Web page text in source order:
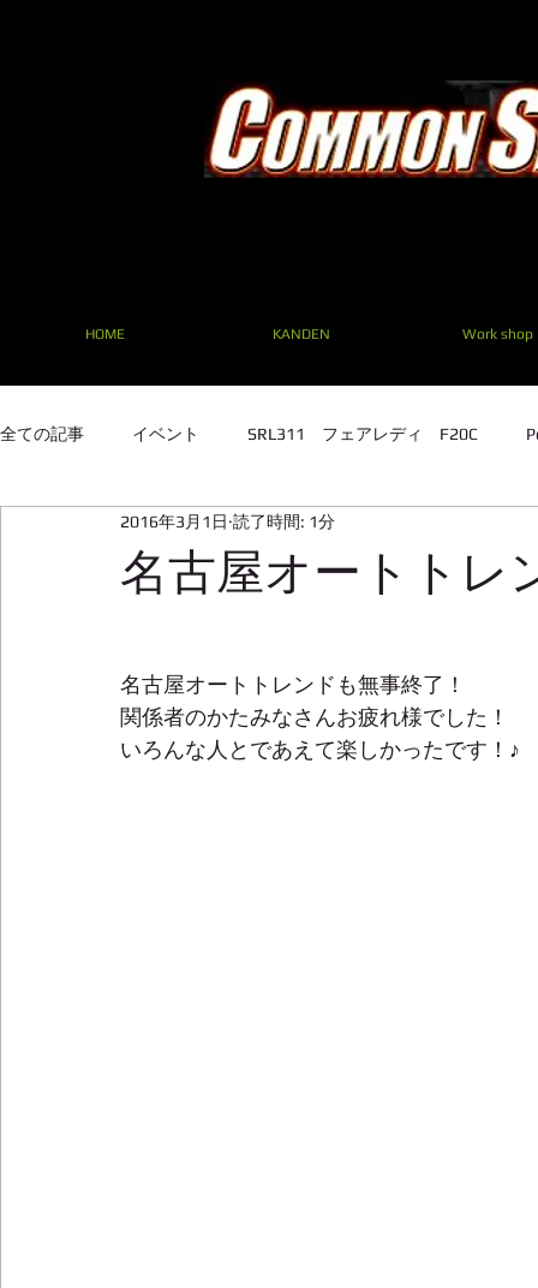
HOME KANDEN Work shop
全ての記事 イベント SRL311 フェアレディ F20C
SRL311 フェアレディ F20C TE27 ２TG
名古屋オートトレ
2016年3月1日 読了時間: 1分
名古屋オートトレンドも無事終了！
関係者のかたみなさんお疲れ様でした！
いろんな人とであえて楽しかったです！♪